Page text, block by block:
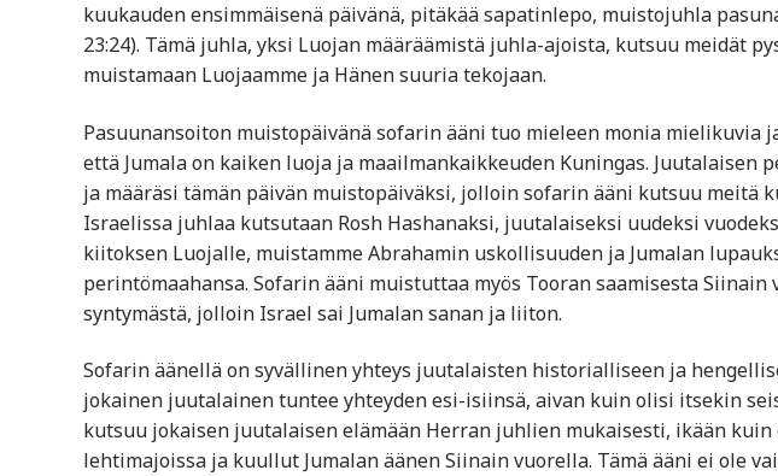
kuukauden ensimmäisenä päivänä, pitäkää sapatinlepo, muistojuhla
23:24). Tämä juhla, yksi Luojan määräämistä juhla-ajoista, kutsuu meidät
muistamaan Luojaamme ja Hänen suuria tekojaan.
Pasuunansoiton muistopäivänä sofarin ääni tuo mieleen monia mielikuvia
että Jumala on kaiken luoja ja maailmankaikkeuden Kuningas. Juutalaisen
ja määräsi tämän päivän muistopäiväksi, jolloin sofarin ääni kutsuu meitä
Israelissa juhlaa kutsutaan Rosh Hashanaksi, juutalaiseksi uudeksi
kiitoksen Luojalle, muistamme Abrahamin uskollisuuden ja Jumalan
perintömaahansa. Sofarin ääni muistuttaa myös Tooran saamisesta
syntymästä, jolloin Israel sai Jumalan sanan ja liiton.
Sofarin äänellä on syvällinen yhteys juutalaisten historialliseen ja
jokainen juutalainen tuntee yhteyden esi-isiinsä, aivan kuin olisi itsekin
kutsuu jokaisen juutalaisen elämään Herran juhlien mukaisesti, ikään
lehtimajoissa ja kuullut Jumalan äänen Siinain vuorella. Tämä ääni ei ole